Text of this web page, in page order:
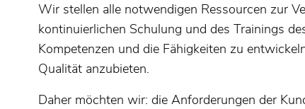
Wir stellen alle notwendigen Ressourcen zur
kontinuierlichen Schulung und des Trainings
Kompetenzen und die Fähigkeiten zu
Qualität anzubieten.
Daher möchten wir: die Anforderungen der